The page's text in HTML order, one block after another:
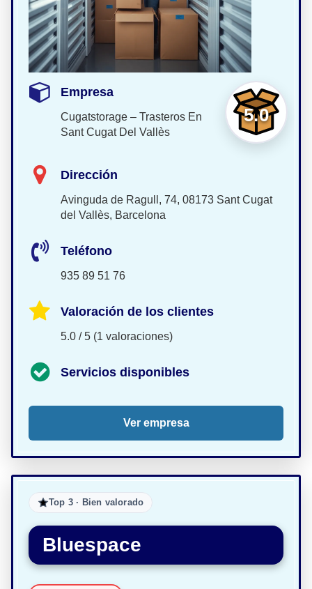
5.0
Empresa
Cugatstorage – Trasteros En
Sant Cugat Del Vallès
Dirección
Avinguda de Ragull, 74, 08173 Sant Cugat
del Vallès, Barcelona
Teléfono
935 89 51 76
Valoración de los clientes
5.0 / 5 (1 valoraciones)
Servicios disponibles
Ver empresa
Top 3 · Bien valorado
Bluespace